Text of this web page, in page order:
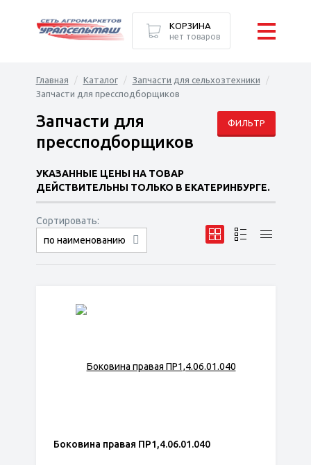
Главная Каталог
Запчасти для сельхозтехники
Запчасти для прессподборщиков
ФИЛЬТР
Запчасти для
прессподборщиков
УКАЗАННЫЕ ЦЕНЫ НА ТОВАР
ДЕЙСТВИТЕЛЬНЫ ТОЛЬКО В ЕКАТЕРИНБУРГЕ.
Сортировать:
по наименованию
сначала дешёвые
сначала дорогие
Боковина правая ПР1,4.06.01.040
КОРЗИНА
нет товаров